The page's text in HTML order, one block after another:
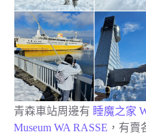
青森車站周邊有 睡魔之家
Museum WA RASSE ，有賣